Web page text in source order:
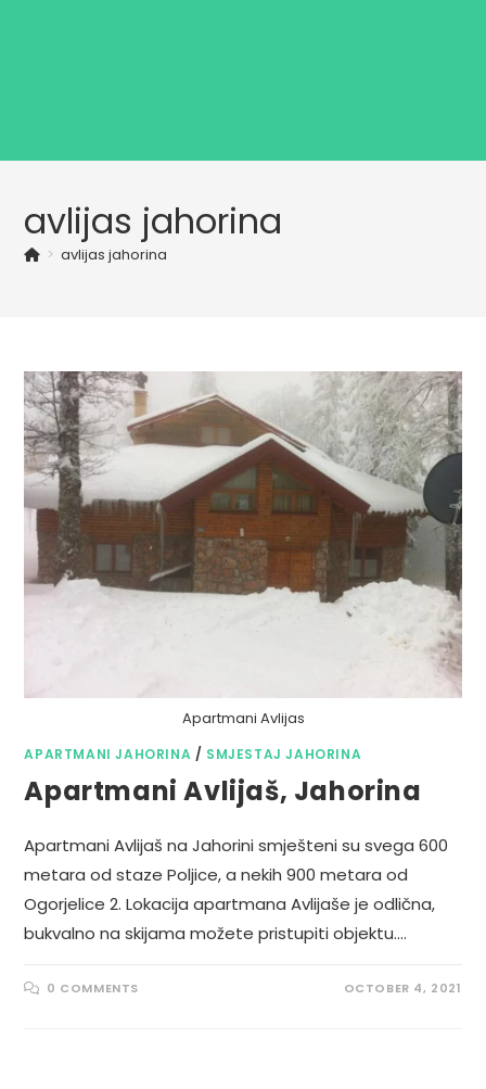
avlijas jahorina
> avlijas jahorina
Apartmani Avlijas
APARTMANI JAHORINA / SMJESTAJ JAHORINA
Apartmani Avlijaš, Jahorina
Apartmani Avlijaš na Jahorini smješteni su svega 600
metara od staze Poljice, a nekih 900 metara od
Ogorjelice 2. Lokacija apartmana Avlijaše je odlična,
bukvalno na skijama možete pristupiti objektu.…
0 COMMENTS OCTOBER 4, 2021